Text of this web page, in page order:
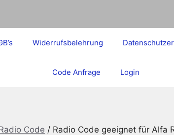
Widerrufsbelehrung
Code Anfrage Login
Code / Radio Code geeignet für Alfa